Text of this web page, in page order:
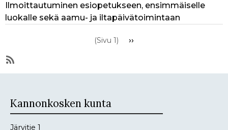
Ilmoittautuminen esiopetukseen, ensimmäiselle
luokalle sekä aamu- ja iltapäivätoimintaan
(Sivu 1)
Seuraava
››
SubscribeTilaa
Ajankohtaista
RSS-
syöte
Kannonkosken kunta
Järvitie 1